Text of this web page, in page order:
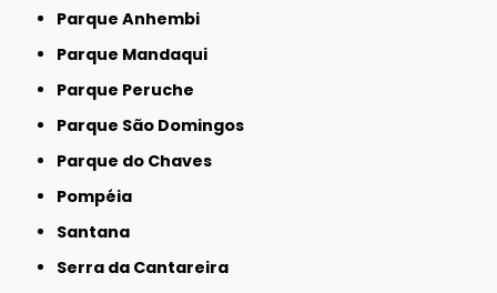
Parque Anhembi
Parque Mandaqui
Parque Peruche
Parque São Domingos
Parque do Chaves
Pompéia
Santana
Serra da Cantareira